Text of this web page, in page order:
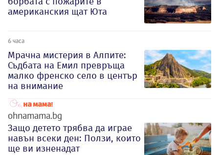
американския щат Юта
6 часа
Мрачна мистерия в Алпите:
Съдбата на Емил превръща
малко френско село в център
на внимание
ohnamama.bg
Защо детето трябва да играе
навън всеки ден: Ползи, които
ще ви изненадат